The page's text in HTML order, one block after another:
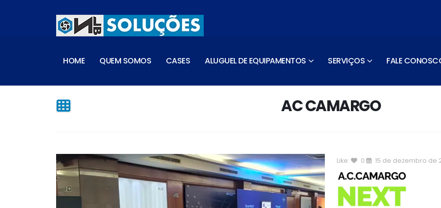
HOME QUEM SOMOS CASES ALUGUEL DE EQUIPAMENTOS SERVIÇOS FALE
AC CAMARGO
Like: 0 15 de dezembro de